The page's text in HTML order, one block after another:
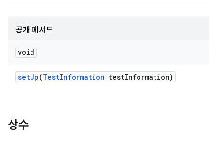
공개 메서드
void
setUp(TestInformation testInformation)
상수